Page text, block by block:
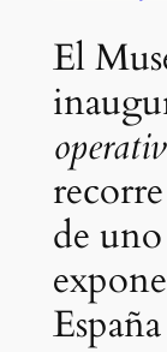
El
de
España